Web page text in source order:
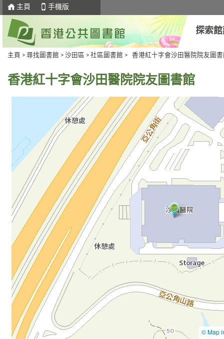
主頁 手機版
探索
主頁 > 尋找圖書館 > 沙田區 > 社區圖書館 > 香港紅十字會沙田醫院院友圖書
香港紅十字會沙田醫院院友圖書館
去標籤內容
去前一個標籤
下
標
籤
Skip
to